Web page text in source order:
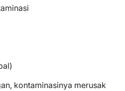
kontaminasinya merusak